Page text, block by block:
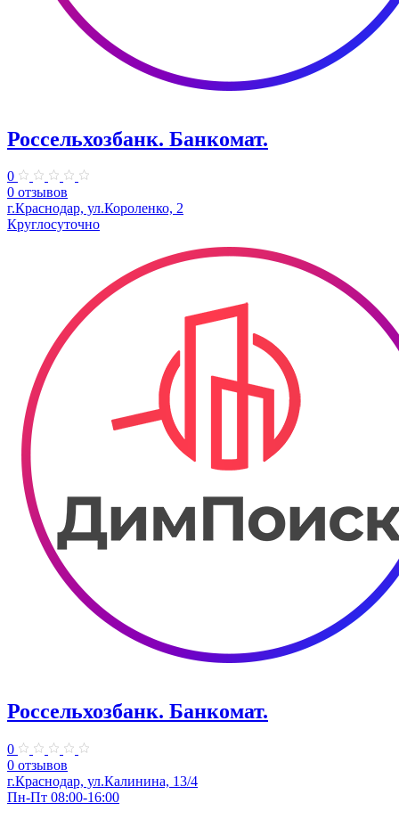
Россельхозбанк. Банкомат.
0
0 отзывов
​г.Краснодар, ул.Короленко, 2
Круглосуточно
Россельхозбанк. Банкомат.
0
0 отзывов
г.Краснодар, ул.Калинина, 13/4
Пн-Пт 08:00-16:00